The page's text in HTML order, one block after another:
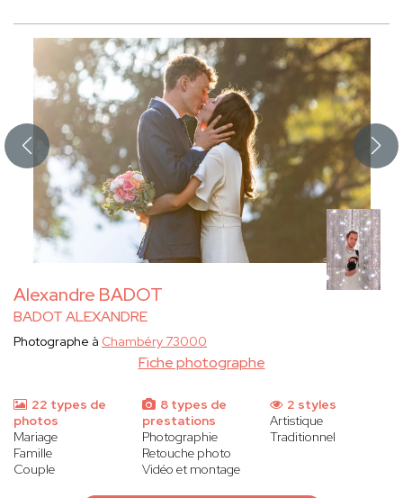
Alexandre BADOT
BADOT ALEXANDRE
Fiche photographe
Photographe à Chambéry 73000
22 types de
photos
Mariage
Famille
Couple
8 types de
prestations
Photographie
Retouche photo
Vidéo et montage
2 styles
Artistique
Traditionnel